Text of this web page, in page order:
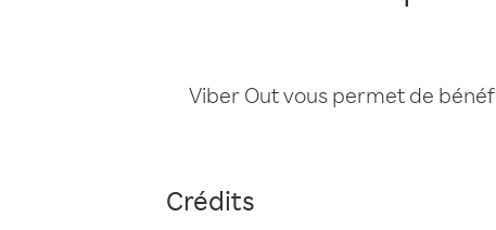
Viber Out vous permet de
Crédits